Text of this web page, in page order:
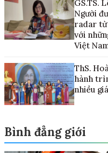
GS.TS.
Người
radar từ
với
Việt
ThS.
hành
nhiều
Bình đẳng giới